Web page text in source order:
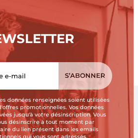
données renseignées soient utilisées
promotionnelles. Vos données
jusqu'à votre désinscription. Vous
désinscrire à tout moment par
du lien présent dans les emails